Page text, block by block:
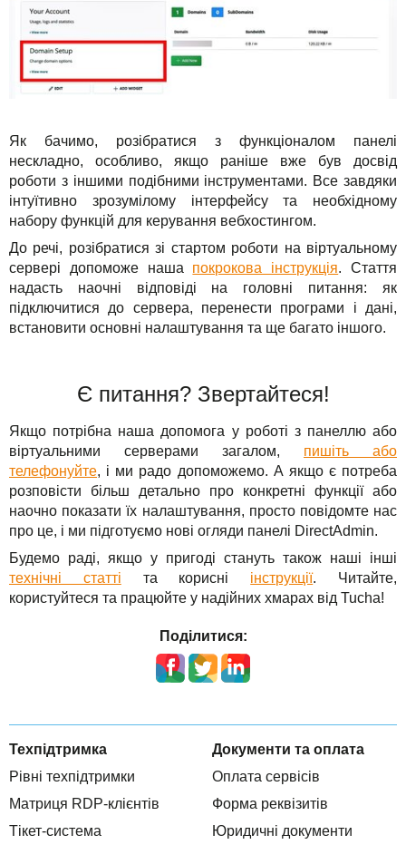
Як бачимо, розібратися з функціоналом панелі
нескладно, особливо, якщо раніше вже був досвід
роботи з іншими подібними інструментами. Все завдяки
інтуїтивно зрозумілому інтерфейсу та необхідному
набору функцій для керування вебхостингом.
До речі, розібратися зі стартом роботи на віртуальному
сервері допоможе наша покрокова інструкція. Стаття
надасть наочні відповіді на головні питання: як
підключитися до сервера, перенести програми і дані,
встановити основні налаштування та ще багато іншого.
Є питання? Звертайтеся!
Якщо потрібна наша допомога у роботі з панеллю або
віртуальними серверами загалом, пишіть або
телефонуйте, і ми радо допоможемо. А якщо є потреба
розповісти більш детально про конкретні функції або
наочно показати їх налаштування, просто повідомте нас
про це, і ми підготуємо нові огляди панелі DirectAdmin.
Будемо раді, якщо у пригоді стануть також наші інші
технічні статті та корисні інструкції. Читайте,
користуйтеся та працюйте у надійних хмарах від Tucha!
Поділитися:
Техпідтримка
Рівні техпідтримки
Матриця RDP-клієнтів
Тікет-система
Документи та оплата
Оплата сервісів
Форма реквізитів
Юридичні документи